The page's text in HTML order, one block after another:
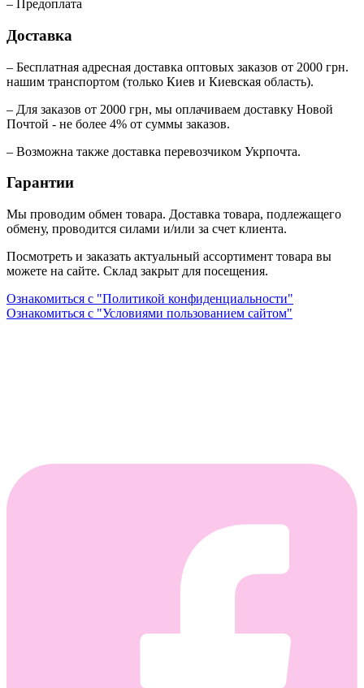
– Предоплата
Доставка
– Бесплатная адресная доставка оптовых заказов от 2000 грн.
нашим транспортом (только Киев и Киевская область).
– Для заказов от 2000 грн, мы оплачиваем доставку Новой
Почтой - не более 4% от суммы заказов.
– Возможна также доставка перевозчиком Укрпочта.
Гарантии
Мы проводим обмен товара. Доставка товара, подлежащего
обмену, проводится силами и/или за счет клиента.
Посмотреть и заказать актуальный ассортимент товара вы
можете на сайте. Склад закрыт для посещения.
Ознакомиться с "Политикой конфиденциальности"
Ознакомиться с "Условиями пользованием сайтом"